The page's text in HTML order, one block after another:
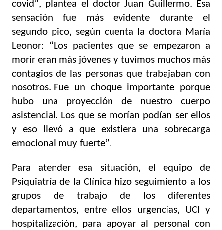
covid”, plantea el doctor Juan Guillermo. Esa
sensación fue más evidente durante el
segundo pico, según cuenta la doctora María
Leonor: “Los pacientes que se empezaron a
morir eran más jóvenes y tuvimos muchos más
contagios de las personas que trabajaban con
nosotros. Fue un choque importante porque
hubo una proyección de nuestro cuerpo
asistencial. Los que se morían podían ser ellos
y eso llevó a que existiera una sobrecarga
emocional muy fuerte”.
Para atender esa situación, el equipo de
Psiquiatría de la Clínica hizo seguimiento a los
grupos de trabajo de los diferentes
departamentos, entre ellos urgencias, UCI y
hospitalización, para apoyar al personal con